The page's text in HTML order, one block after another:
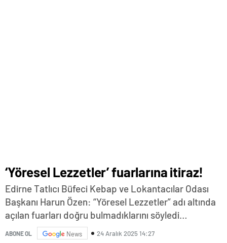
‘Yöresel Lezzetler’ fuarlarına itiraz!
Edirne Tatlıcı Büfeci Kebap ve Lokantacılar Odası
Başkanı Harun Özen: “Yöresel Lezzetler” adı altında
açılan fuarları doğru bulmadıklarını söyledi…
ABONE OL News 24 Aralık 2025 14:27